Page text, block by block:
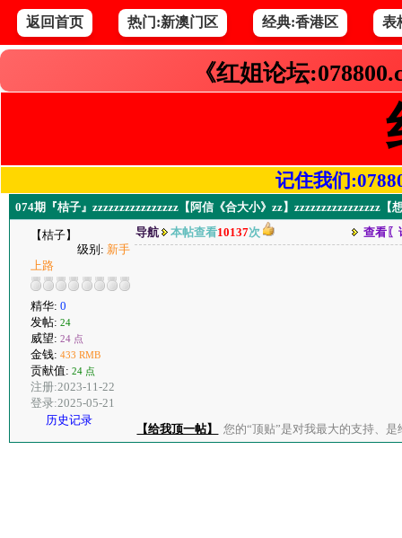
返回首页 热门:新澳门区 经典:香港区 表
《红姐论坛
记住我们
074期『桔子』zzzzzzzzzzzzzzzz【阿信《合大小》zz】zzzzzzzzzzzzzzzz【
【桔子】
级别: 新手
上路
精华: 0
发帖: 24
威望: 24 点
金钱: 433 RMB
贡献值: 24 点
注册:2023-11-22
登录:2025-05-21
历史记录
导航 本帖查看10137次 查看〖
【给我顶一帖】 您的“顶贴”是对我最大的支持、